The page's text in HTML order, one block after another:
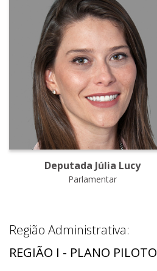
Deputada Júlia Lucy
Parlamentar
Região Administrativa:
REGIÃO I - PLANO PILOTO